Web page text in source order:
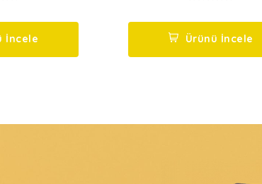
İncele
5
Ürünü İncele